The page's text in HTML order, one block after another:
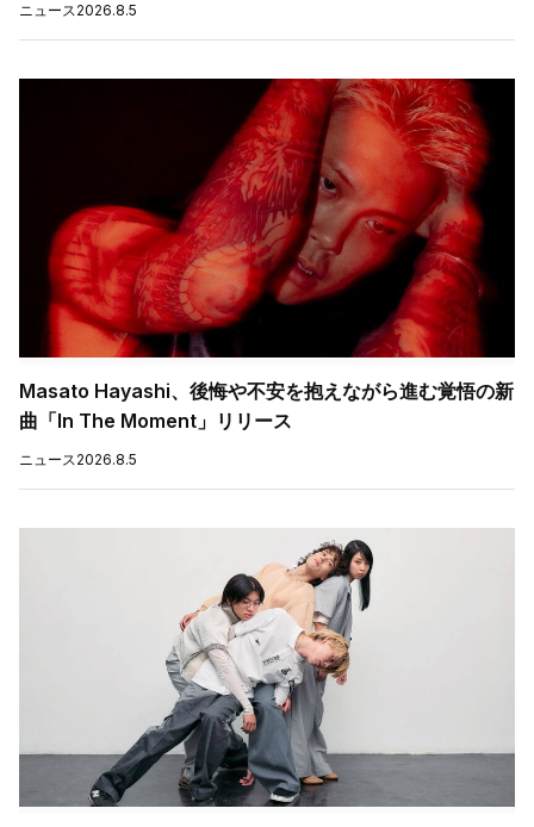
ニュース2026.8.5
Masato Hayashi、後悔や不安を抱えながら進む覚悟の新
曲「In The Moment」リリース
ニュース2026.8.5